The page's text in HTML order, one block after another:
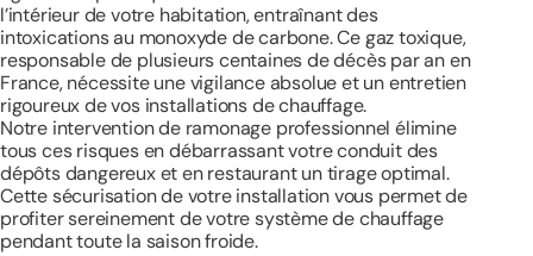
l’intérieur de votre habitation, entraînant des
intoxications au monoxyde de carbone. Ce gaz toxique,
responsable de plusieurs centaines de décès par an en
France, nécessite une vigilance absolue et un entretien
rigoureux de vos installations de chauffage.
Notre intervention de ramonage professionnel élimine
tous ces risques en débarrassant votre conduit des
dépôts dangereux et en restaurant un tirage optimal.
Cette sécurisation de votre installation vous permet de
profiter sereinement de votre système de chauffage
pendant toute la saison froide.